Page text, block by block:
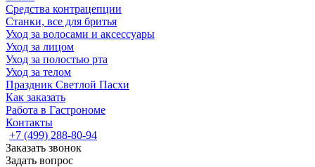
Средства контрацепции
Станки, все для бритья
Уход за волосами и аксессуары
Уход за лицом
Уход за полостью рта
Уход за телом
Праздник Светлой Пасхи
Как заказать
Работа в Гастрономе
Контакты
+7 (499) 288-80-94
Заказать звонок
Задать вопрос